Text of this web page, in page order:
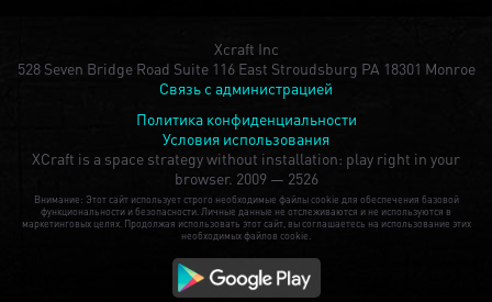
Xcraft Inc
528 Seven Bridge Road Suite 116 East Stroudsburg PA 18301 Monroe
Связь с администрацией
Политика конфиденциальности
Условия использования
XCraft is a space strategy without installation: play right in your
browser. 2009 — 2526
Внимание: Этот сайт использует строго необходимые файлы cookie для обеспечения базовой
функциональности и безопасности. Личные данные не отслеживаются и не используются в
маркетинговых целях. Продолжая использовать этот сайт, вы соглашаетесь на использование этих
необходимых файлов cookie.